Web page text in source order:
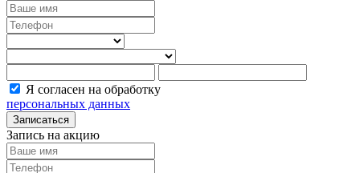
Я согласен на обработку
персональных данных
Записаться
Запись на акцию